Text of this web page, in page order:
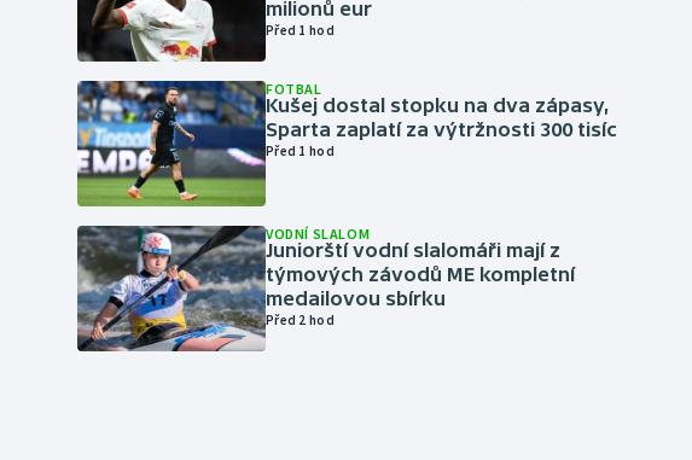
milionů eur
Před 1 hod
FOTBAL
Kušej dostal stopku na dva zápasy,
Sparta zaplatí za výtržnosti 300 tisíc
Před 1 hod
VODNÍ SLALOM
Juniorští vodní slalomáři mají z
týmových závodů ME kompletní
medailovou sbírku
Před 2 hod